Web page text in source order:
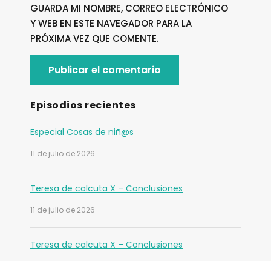
GUARDA MI NOMBRE, CORREO ELECTRÓNICO
Y WEB EN ESTE NAVEGADOR PARA LA
PRÓXIMA VEZ QUE COMENTE.
Episodios recientes
Especial Cosas de niñ@s
11 de julio de 2026
Teresa de calcuta X – Conclusiones
11 de julio de 2026
Teresa de calcuta X – Conclusiones